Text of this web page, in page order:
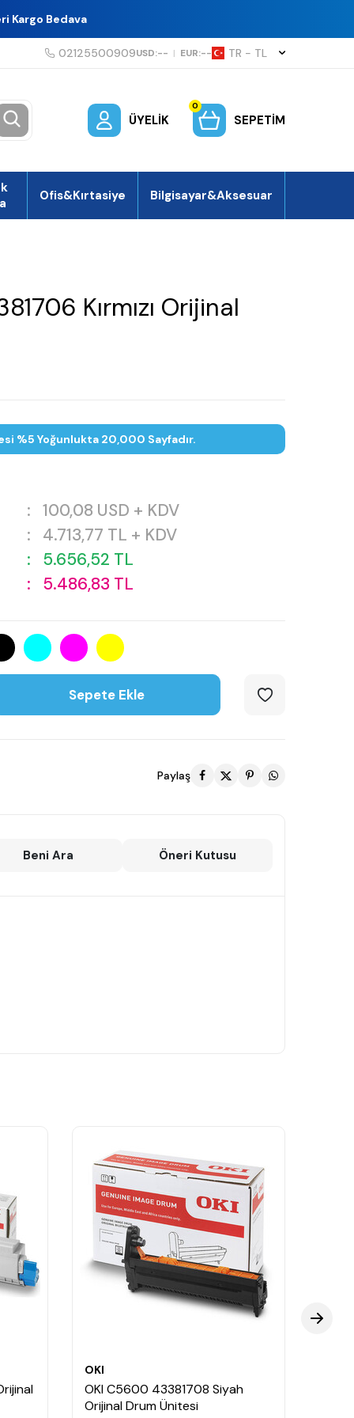
Kargo Bedava
02125500909USD:-- | EUR:-- TR − TL
ÜYELIK
0
SEPETIM
Ofis&Kırtasiye Bilgisayar&Aksesuar
Kırmızı Orijinal
%5 Yoğunlukta 20,000 Sayfadır.
: 100,08 USD + KDV
: 4.713,77 TL + KDV
: 5.656,52 TL
: 5.486,83 TL
Sepete Ekle
Paylaş
Beni Ara Öneri Kutusu
OKI
OKI C5600 43381708 Siyah
Orijinal Drum Ünitesi